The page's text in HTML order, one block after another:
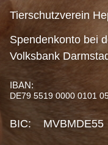
Tierschutzverein
Spendenkonto bei
Volksbank
IBAN:
DE79 5519 0000 0101
BIC: MVBMDE55